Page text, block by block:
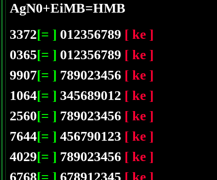
AgN0+EiMB=HMB
3372[= ] 012356789 [ ke ]
0365[= ] 012356789 [ ke ]
9907[= ] 789023456 [ ke ]
1064[= ] 345689012 [ ke ]
2560[= ] 789023456 [ ke ]
7644[= ] 456790123 [ ke ]
4029[= ] 789023456 [ ke ]
6768[= ] 678912345 [ ke ]